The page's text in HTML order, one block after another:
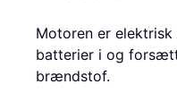
Motoren er
batterier i og
brændstof.